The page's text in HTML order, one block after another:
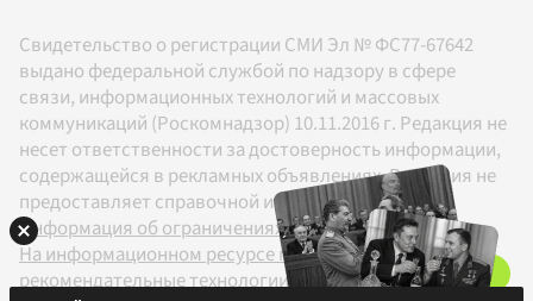
Свидетельство о регистрации СМИ Эл № ФС77-67642
выдано федеральной службой по надзору в сфере
связи, информационных технологий и массовых
коммуникаций (Роскомнадзор) 10.11.2016 г. Редакция не
несет ответственности за достоверность информации,
содержащейся в рекламных объявлениях. Редакция не
предоставляет справочной информации.
Информация об ограничениях
На информационном ресурсе применяются
рекомендательные технологии в соответствии с